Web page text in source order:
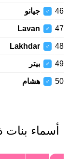
46
♂ جيانو
47
♂
Lavan
48
♂
Lakhdar
49
♂ بيتر
50
♂ هشام
أسماء